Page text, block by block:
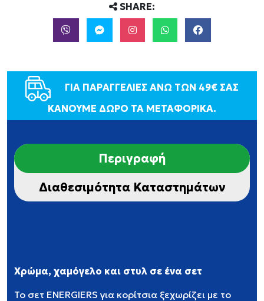
SHARE:
ΓΙΑ ΠΑΡΑΓΓΕΛΙΕΣ ΑΝΩ ΤΩΝ 49€ ΣΑΣ
ΚΑΝΟΥΜΕ ΔΩΡΟ ΤΑ ΜΕΤΑΦΟΡΙΚΑ.
Περιγραφή
Διαθεσιμότητα Καταστημάτων
Χρώμα, χαμόγελο και στυλ σε ένα σετ
Το σετ ENERGIERS για κορίτσια ξεχωρίζει με το